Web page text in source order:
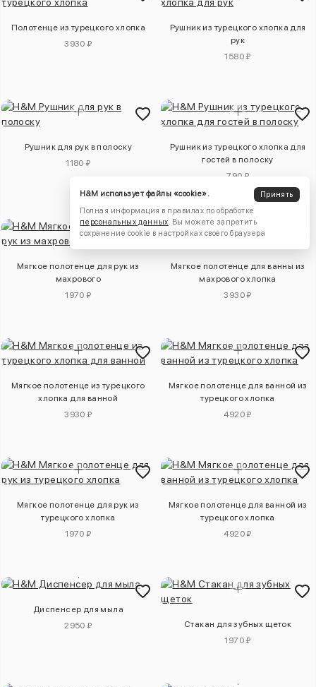
Полотенце из турецкого хлопка
3930 ₽
Рушник из турецкого хлопка для
рук
1580 ₽
Рушник для рук в полоску
1180 ₽
Рушник из турецкого хлопка для
гостей в полоску
790 ₽
Мягкое полотенце для рук из
махрового
1970 ₽
Мягкое полотенце для ванны из
махрового хлопка
3930 ₽
Мягкое полотенце из турецкого
хлопка для ванной
3930 ₽
Мягкое полотенце для ванной из
турецкого хлопка
4920 ₽
Мягкое полотенце для рук из
турецкого хлопка
1970 ₽
Мягкое полотенце для ванной из
турецкого хлопка
4920 ₽
Диспенсер для мыла
2950 ₽
Стакан для зубных щеток
1970 ₽
H&M использует файлы «cookie».
Принять
Полная информация в правилах по обработке
персональных данных. Вы можете запретить
сохранение cookie в настройках своего браузера